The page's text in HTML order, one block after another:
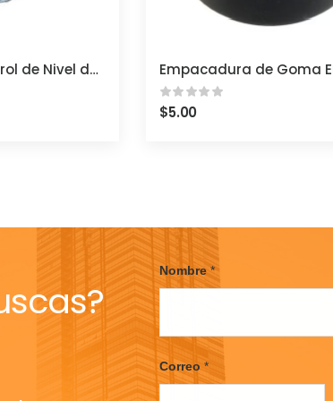
Fuelle para Control de Nivel de McDonnell & Miller Serie 150
$5.00
Nombre *
r
s
Correo *